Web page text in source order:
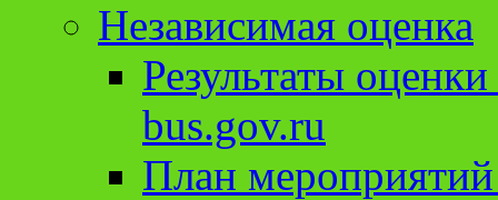
Независимая оценка
Результаты
bus.gov.ru
План